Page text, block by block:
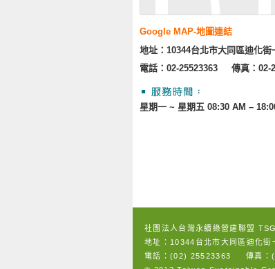
Google MAP-地圖連結
地址：10344台北市大同區迪化街
電話：02-25523363
傳真：02-
星期一 ~ 星期五 08:30 AM –
社團法人台灣永續綠營建聯盟
地址：10344台北市大同區迪化
電話：(02) 25523363 傳真：